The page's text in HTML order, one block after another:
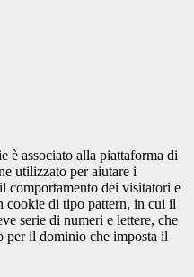
è associato alla piattaforma di
utilizzato per aiutare i
comportamento dei visitatori e
cookie di tipo pattern, in cui il
serie di numeri e lettere, che
per il dominio che imposta il